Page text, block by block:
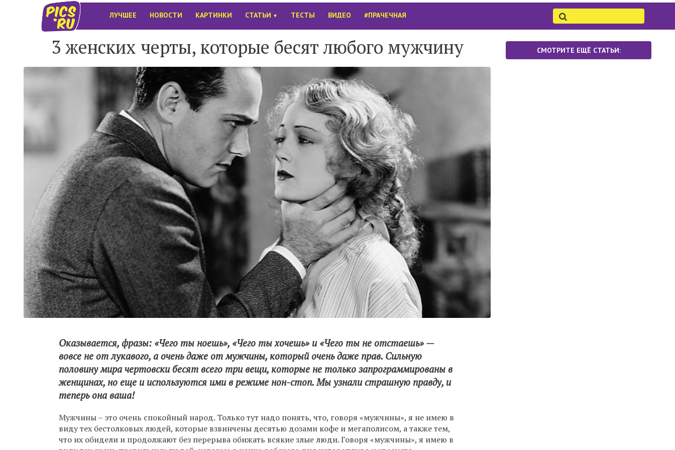
ЛУЧШЕЕ НОВОСТИ КАРТИНКИ СТАТЬИ ▼ ТЕСТЫ ВИДЕО #ПРАЧЕЧНАЯ
3 женских черты, которые бесят любого мужчину
Оказывается, фразы: «Чего ты ноешь», «Чего ты хочешь» и «Чего ты не отстаешь» —
вовсе не от лукавого, а очень даже от мужчины, который очень даже прав. Сильную
половину мира чертовски бесят всего три вещи, которые не только запрограммированы в
женщинах, но еще и используются ими в режиме нон-стоп. Мы узнали страшную правду, и
теперь она ваша!
Мужчины – это очень спокойный народ. Только тут надо понять, что, говоря «мужчины», я не имею в
виду тех бестолковых людей, которые взвинчены десятью дозами кофе и мегаполисом, а также тем,
что их обидели и продолжают без перерыва обижать всякие злые люди. Говоря «мужчины», я имею в
СМОТРИТЕ ЕЩЁ СТАТЬИ: